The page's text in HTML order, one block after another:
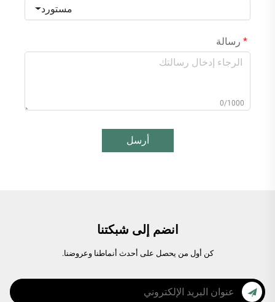
مستورد
رسالة
0/1000
أرسل
انضم إلى شبكتنا
كن أول من يحصل على أحدث أنماطنا وعروضنا.